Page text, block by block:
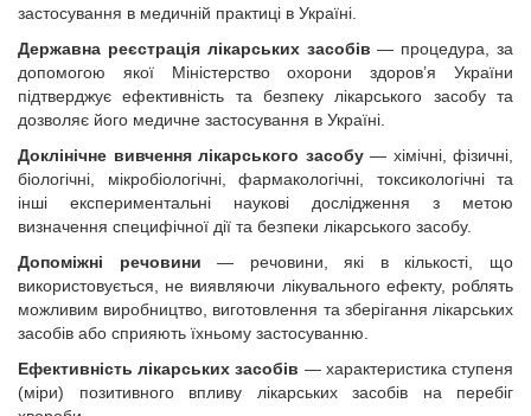
застосування в медичній практиці в Україні.
Державна реєстрація лікарських засобів — процедура, за
допомогою якої Міністерство охорони здоров’я України
підтверджує ефективність та безпеку лікарського засобу та
дозволяє його медичне застосування в Україні.
Доклінічне вивчення лікарського засобу— хімічні, фізичні,
біологічні, мікробіологічні, фармакологічні, токсикологічні та
інші експериментальні наукові дослідження з метою
визначення специфічної дії та безпеки лікарського засобу.
Допоміжні речовини — речовини, які в кількості, що
використовується, не виявляючи лікувального ефекту, роблять
можливим виробництво, виготовлення та зберігання лікарських
засобів або сприяють їхньому застосуванню.
Ефективність лікарських засобів — характеристика ступеня
(міри) позитивного впливу лікарських засобів на перебіг